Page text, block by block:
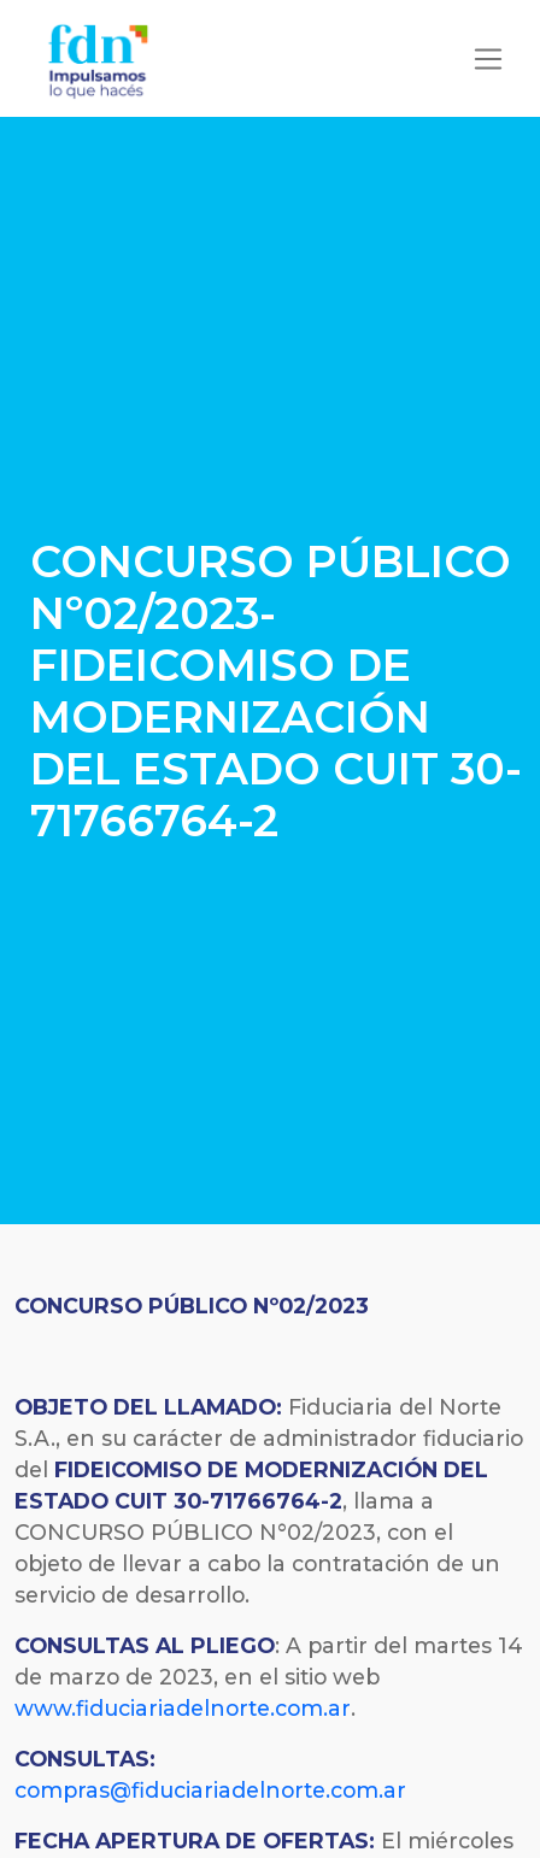
CONCURSO PÚBLICO
Nº02/2023-
FIDEICOMISO DE
MODERNIZACIÓN
DEL ESTADO CUIT 30-
71766764-2
CONCURSO PÚBLICO Nº02/2023
OBJETO DEL LLAMADO: Fiduciaria del Norte
S.A., en su carácter de administrador fiduciario
del FIDEICOMISO DE MODERNIZACIÓN DEL
ESTADO CUIT 30-71766764-2, llama a
CONCURSO PÚBLICO N°02/2023, con el
objeto de llevar a cabo la contratación de un
servicio de desarrollo.
CONSULTAS AL PLIEGO: A partir del martes 14
de marzo de 2023, en el sitio web
www.fiduciariadelnorte.com.ar.
CONSULTAS:
compras@fiduciariadelnorte.com.ar
FECHA APERTURA DE OFERTAS: El miércoles